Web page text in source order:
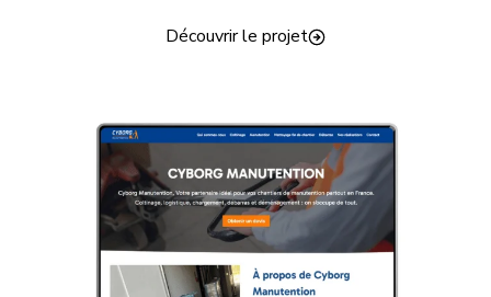
Découvrir le projet